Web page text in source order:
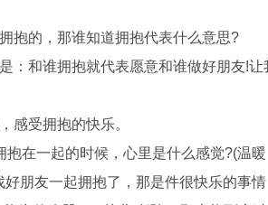
的，那谁知道拥抱代表什么意思?
和谁拥抱就代表愿意和谁做好朋友!让
受拥抱的快乐。
一起的时候，心里是什么感觉?(温暖
朋友一起拥抱了，那是件很快乐的事